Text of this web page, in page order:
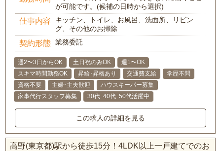
が可能です。(候補の日時から選択)
仕事内容
キッチン、トイレ、お風呂、洗面所、リビン
グ、その他のお掃除
契約形態 業務委託
週2〜3日からOK 土日祝のみOK
週1〜OK
スキマ時間勤務OK
昇給･昇格あり 交通費支給
学歴不問
資格不要
主婦･主夫歓迎
ハウスキーパー募集
家事代行スタッフ募集
30代･40代･50代活躍中
この求人の詳細を見る
高野(東京都)駅から徒歩15分！4LDK以上一戸建てでのお